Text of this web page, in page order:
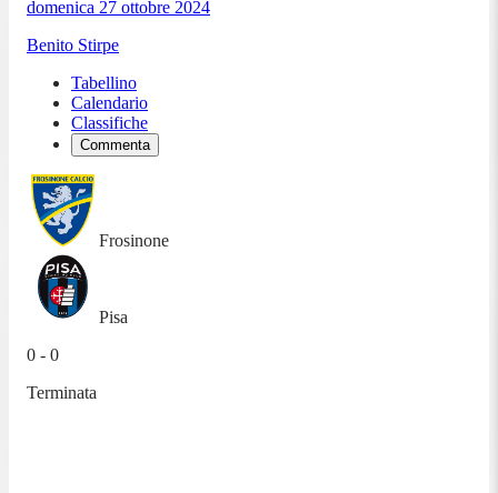
domenica 27 ottobre 2024
Benito Stirpe
Tabellino
Calendario
Classifiche
Commenta
Frosinone
Pisa
0 - 0
Terminata